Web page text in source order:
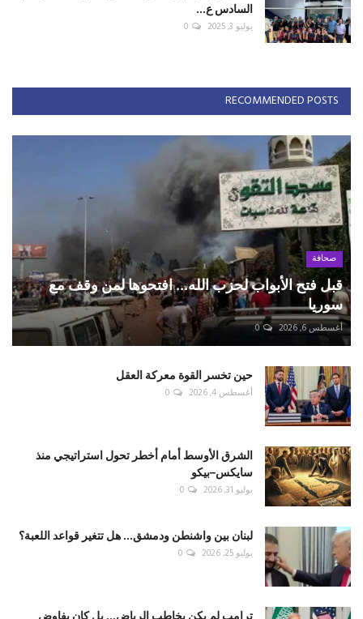
السادس ع...
يوليو 3, 2025 0
RECOMMENDED POSTS
صحافة
قبل فتح الأبواب لحزب الله... افتحوها لمن وقف مع
سوريا
أغسطس 6, 2026 0
حين تخسر القوة معركة العقل
أغسطس 4, 2026 0
الشرق الأوسط أمام أخطر تحول استراتيجي منذ
سايكس–بيكو
يوليو 31, 2026 0
لبنان بين واشنطن ودمشق... هل تتغير قواعد اللعبة؟
يوليو 25, 2026 0
ترامب لم يكن يخاطب الرياض... بل كان يفاوض